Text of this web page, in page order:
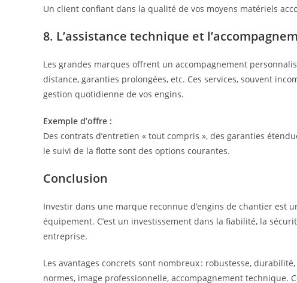
Un client confiant dans la qualité de vos moyens matériels
8. L’assistance technique et
Les grandes marques offrent un accompagnement
distance, garanties prolongées, etc. Ces services, souvent
gestion quotidienne de vos engins.
Exemple d’offre :
Des contrats d’entretien « tout compris », des garanties
le suivi de la flotte sont des options courantes.
Conclusion
Investir dans une marque reconnue d’engins de chantier est
équipement. C’est un investissement dans la fiabilité, la
entreprise.
Les avantages concrets sont nombreux : robustesse,
normes, image professionnelle, accompagnement technique.